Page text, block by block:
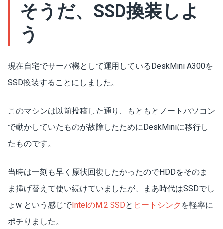
そうだ、SSD換装しよ
う
現在自宅でサーバ機として運用しているDeskMini A300を
SSD換装することにしました。
このマシンは以前投稿した通り、もともとノートパソコン
で動かしていたものが故障したためにDeskMiniに移行し
たものです。
当時は一刻も早く原状回復したかったのでHDDをそのま
ま挿げ替えて使い続けていましたが、まあ時代はSSDでし
ょw という感じでIntelのM.2 SSDと ヒートシンク を軽率に
ポチりました。